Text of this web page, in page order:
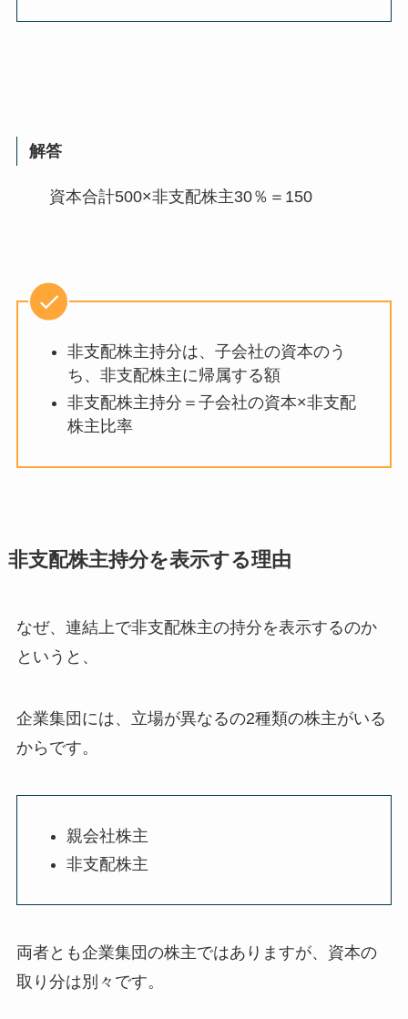
解答
資本合計500×非支配株主30％＝150
非支配株主持分は、子会社の資本のう
ち、非支配株主に帰属する額
非支配株主持分＝子会社の資本×非支配
株主比率
非支配株主持分を表示する理由
なぜ、連結上で非支配株主の持分を表示するのか
というと、
企業集団には、立場が異なるの2種類の株主がいる
から です。
親会社株主
非支配株主
両者とも企業集団の株主ではありますが、資本の
取り分は別々 です。